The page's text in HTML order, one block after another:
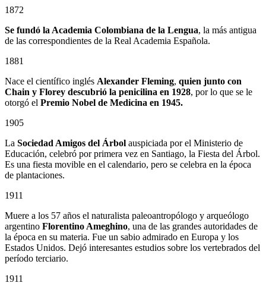
1872
Se fundó la Academia Colombiana de la Lengua, la más antigua
de las correspondientes de la Real Academia Española.
1881
Nace el científico inglés Alexander Fleming, quien junto con
Chain y Florey descubrió la penicilina en 1928, por lo que se le
otorgó el Premio Nobel de Medicina en 1945.
1905
La Sociedad Amigos del Árbol auspiciada por el Ministerio de
Educación, celebró por primera vez en Santiago, la Fiesta del Árbol.
Es una fiesta movible en el calendario, pero se celebra en la época
de plantaciones.
1911
Muere a los 57 años el naturalista paleoantropólogo y arqueólogo
argentino Florentino Ameghino, una de las grandes autoridades de
la época en su materia. Fue un sabio admirado en Europa y los
Estados Unidos. Dejó interesantes estudios sobre los vertebrados del
período terciario.
1911